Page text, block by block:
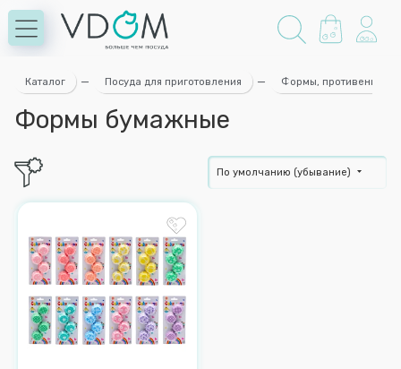
Каталог — Посуда для приготовления — Формы, противени для
Формы бумажные
По умолчанию (убывание)